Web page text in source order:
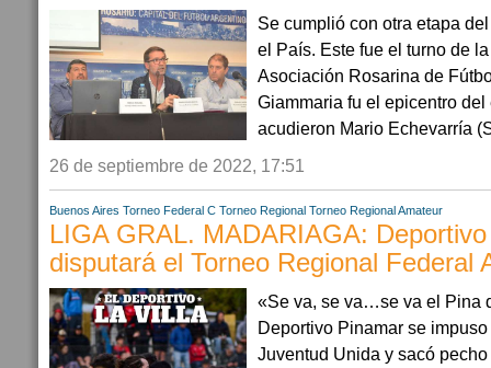
Se cumplió con otra etapa
el País. Este fue el turno de
Asociación Rosarina de
Giammaria fu el epicentro
acudieron Mario Echevarría
26 de septiembre de 2022, 17:51
Buenos Aires Torneo Federal C Torneo Regional Torneo Regional Amateur
LIGA GRAL. MADARIAGA:
disputará el Torneo Regional Federal
«Se va, se va…se va el Pina
Deportivo Pinamar se
Juventud Unida y sacó